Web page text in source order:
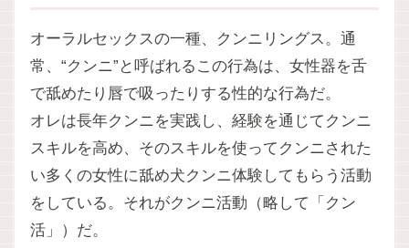
オーラルセックスの一種、クンニリングス。通
常、“クンニ”と呼ばれるこの行為は、女性器を舌
で舐めたり唇で吸ったりする性的な行為だ。
オレは長年クンニを実践し、経験を通じてクンニ
スキルを高め、そのスキルを使ってクンニされた
い多くの女性に舐め犬クンニ体験してもらう活動
をしている。それがクンニ活動（略して「クン
活」）だ。